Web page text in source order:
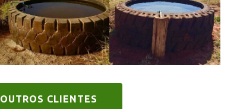
Rubber
Tank
Bebedour
os
Gigantes
Ver
maior
Rubber
Tank
Bebedour
Gigantes
Ver
maior
CLIENTES